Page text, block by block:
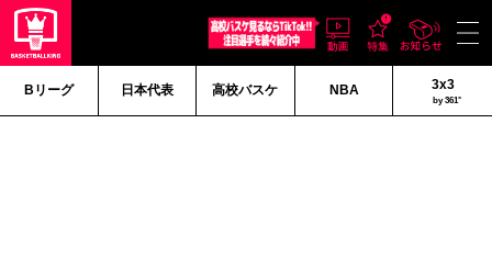
Bリーグ 日本代表 高校バスケ NBA 3x3
by 361°